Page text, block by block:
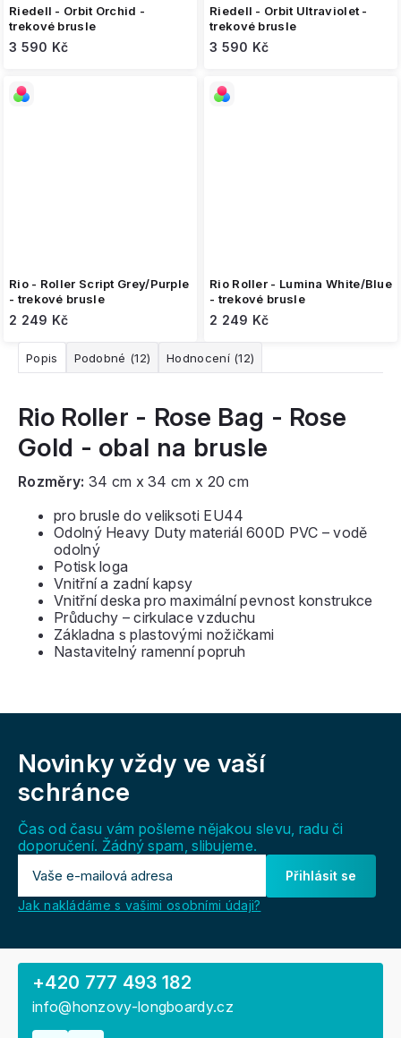
Riedell - Orbit Orchid -
trekové brusle
3 590 Kč
Riedell - Orbit Ultraviolet -
trekové brusle
3 590 Kč
Rio - Roller Script Grey/Purple
- trekové brusle
2 249 Kč
Rio Roller - Lumina White/Blue
- trekové brusle
2 249 Kč
Popis Podobné (12) Hodnocení (12)
Rio Roller - Rose Bag - Rose
Gold - obal na brusle
Rozměry: 34 cm x 34 cm x 20 cm
pro brusle do veliksoti EU44
Odolný Heavy Duty materiál 600D PVC – vodě
odolný
Potisk loga
Vnitřní a zadní kapsy
Vnitřní deska pro maximální pevnost konstrukce
Průduchy – cirkulace vzduchu
Základna s plastovými nožičkami
Nastavitelný ramenní popruh
Novinky vždy ve vaší
schránce
Čas od času vám pošleme nějakou slevu, radu či
doporučení. Žádný spam, slibujeme.
Přihlásit se
Jak nakládáme s vašimi osobními údaji?
+420 777 493 182
info@honzovy-longboardy.cz